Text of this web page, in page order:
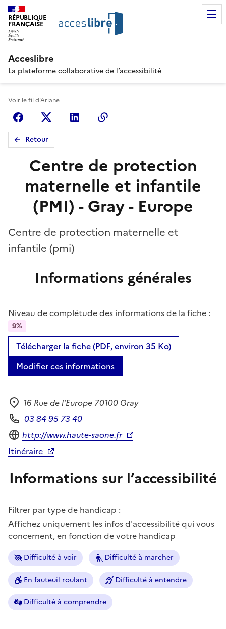
RÉPUBLIQUE
FRANÇAISE
Acceslibre
La plateforme collaborative de l’accessibilité
Voir le fil d'Ariane
FacebookX (anciennement Twitter)
Linkedin
Retour
Centre de protection
maternelle et infantile
(PMI) - Gray - Europe
Centre de protection maternelle et
infantile (pmi)
Informations générales
Niveau de complétude des informations de la fiche :
9%
Télécharger la fiche (PDF, environ 35 Ko)
Modifier ces informations
Adresse
16 Rue de l'Europe 70100 Gray
Téléphone
03 84 95 73 40
Site internet
http://www.haute-saone.fr
Itinéraire
Informations sur l’accessibilité
Filtrer par type de handicap :
Affichez uniquement les infos d'accessibilité qui vous
concernent, en fonction de votre handicap
Difficulté à voir Difficulté à marcher
En fauteuil roulant Difficulté à entendre
Difficulté à comprendre